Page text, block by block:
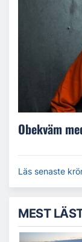
Obekväm
Läs senaste
MEST